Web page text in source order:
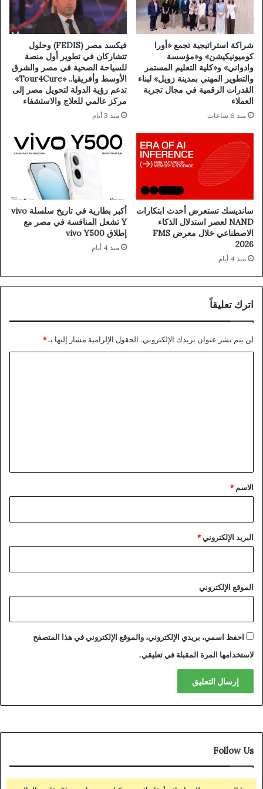
شراكة استراتيجية تجمع «أورا
كوميونيكيشن» و«مؤسسة
وادواني» و«كلية التعليم المستمر
والتطوير المهني بمدينة زويل» لبناء
القدرات الرقمية في مجال تجربة
العملاء
منذ 6 ساعات
فيكسد مصر (FEDIS) وحلول
تتشاركان في تطوير أول منصة
للسياحة الصحية في مصر والشرق
الأوسط وأفريقيا.. «Tour4Cure»
تدعم رؤية الدولة لتحويل مصر إلى
مركز عالمي للعلاج والاستشفاء
منذ 3 أيام
سانديسك تستعرض أحدث ابتكارات
NAND لعصر استدلال الذكاء
الاصطناعي خلال معرض FMS
2026
منذ 4 أيام
أكبر بطارية في تاريخ سلسلة vivo
Y تشعل المنافسة في مصر مع
إطلاق vivo Y500
منذ 4 أيام
اترك تعليقاً
لن يتم نشر عنوان بريدك الإلكتروني. الحقول الإلزامية مشار إليها بـ*
*
الاسم *
البريد الإلكتروني*
الموقع الإلكتروني
احفظ اسمي، بريدي الإلكتروني، والموقع الإلكتروني في هذا المتصفح
لاستخدامها المرة المقبلة في تعليقي.
Follow Us